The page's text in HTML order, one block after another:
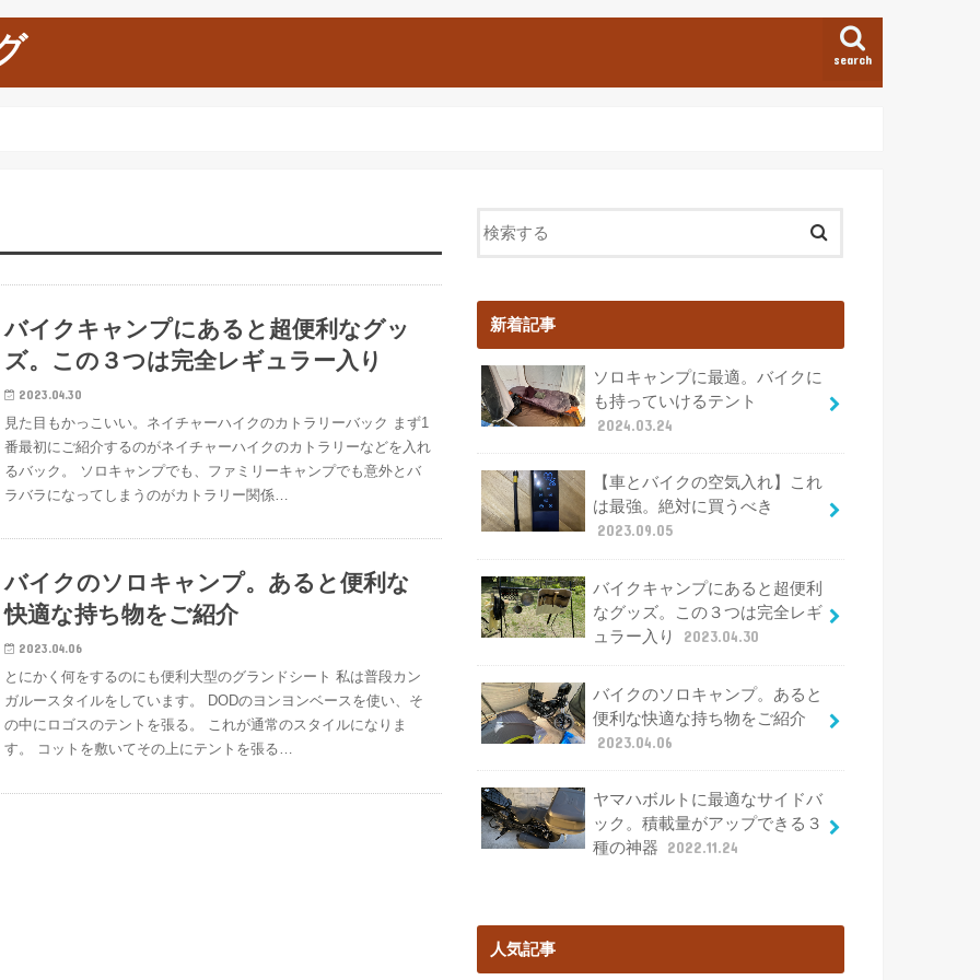
search
バイクキャンプにあると超便利なグッ
ズ。この３つは完全レギュラー入り
2023.04.30
見た目もかっこいい。ネイチャーハイクのカトラリーバック まず1
番最初にご紹介するのがネイチャーハイクのカトラリーなどを入れ
るバック。 ソロキャンプでも、ファミリーキャンプでも意外とバ
ラバラになってしまうのがカトラリー関係…
バイクのソロキャンプ。あると便利な
快適な持ち物をご紹介
2023.04.06
とにかく何をするのにも便利大型のグランドシート 私は普段カン
ガルースタイルをしています。 DODのヨンヨンベースを使い、そ
の中にロゴスのテントを張る。 これが通常のスタイルになりま
す。 コットを敷いてその上にテントを張る…
新着記事
ソロキャンプに最適。バイクに
も持っていけるテント
2024.03.24
【車とバイクの空気入れ】これ
は最強。絶対に買うべき
2023.09.05
バイクキャンプにあると超便利
なグッズ。この３つは完全レギ
ュラー入り
2023.04.30
バイクのソロキャンプ。あると
便利な快適な持ち物をご紹介
2023.04.06
ヤマハボルトに最適なサイドバ
ック。積載量がアップできる３
種の神器
2022.11.24
人気記事